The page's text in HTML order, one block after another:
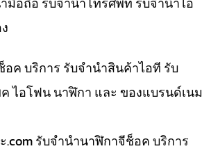
ค บริการ รับจำนำสินค้าไอที รับ
ไอโฟน นาฬิกา และ ของแบรนด์เนม
รับจำนำนาฬิกาจีช็อค บริการ